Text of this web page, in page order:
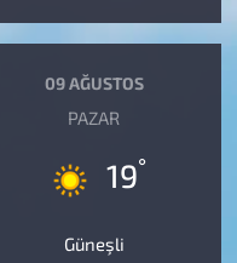
09 AĞUSTOS
PAZAR
19°
Güneşli